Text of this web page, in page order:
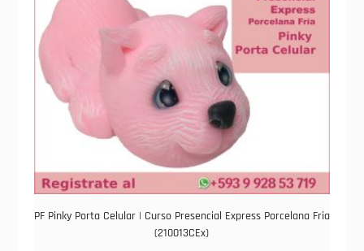
PF Pinky Porta Celular | Curso Presencial Express Porcelana Fria
(210013CEx)